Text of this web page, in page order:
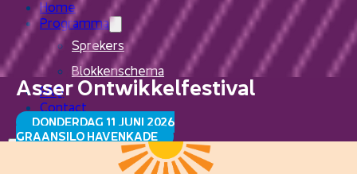
Home
Programma
Sprekers
Blokkenschema
FAQ
Contact
Asser Ontwikkelfestival
DONDERDAG 11 JUNI 2026
GRAANSILO HAVENKADE